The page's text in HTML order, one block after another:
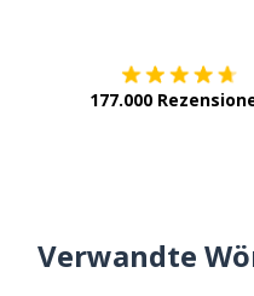
177.000
Verwandte